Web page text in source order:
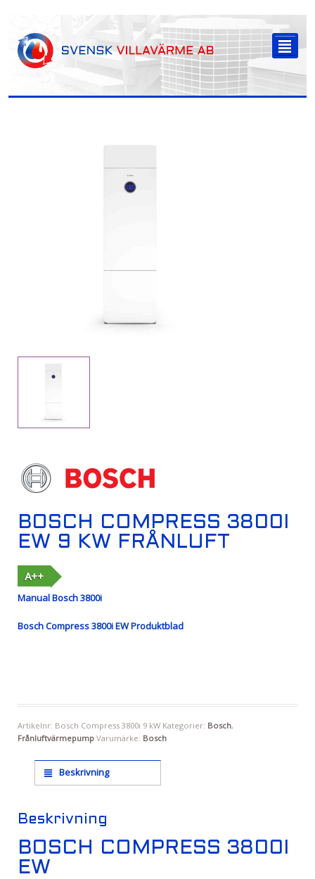
²
BOSCH COMPRESS 3800I
EW 9 KW FRÅNLUFT
A++
Manual Bosch 3800i
Bosch Compress 3800i EW Produktblad
Artikelnr: Bosch Compress 3800i 9 kW Kategorier: Bosch,
Frånluftvärmepump Varumärke: Bosch
Beskrivning
Beskrivning
BOSCH COMPRESS 3800I
EW